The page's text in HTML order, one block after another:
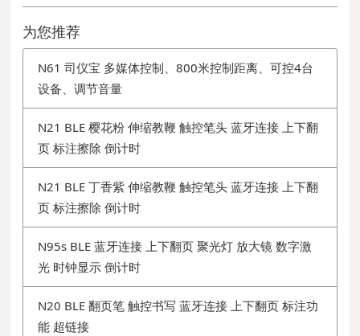
为您推荐
N61 司仪宝 多媒体控制、800米控制距离、可控4台
设备、调节音量
N21 BLE 樱花粉 伸缩教鞭 触控笔头 蓝牙连接 上下翻
页 标注擦除 倒计时
N21 BLE 丁香紫 伸缩教鞭 触控笔头 蓝牙连接 上下翻
页 标注擦除 倒计时
N95s BLE 蓝牙连接 上下翻页 聚光灯 放大镜 数字激
光 时钟显示 倒计时
N20 BLE 翻页笔 触控书写 蓝牙连接 上下翻页 标注功
能 超链接